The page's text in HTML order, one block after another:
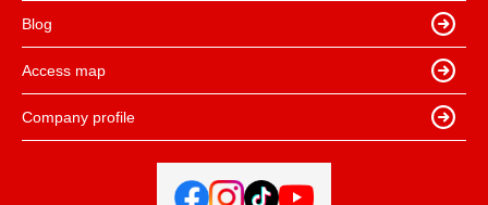
Blog
Access map
Company profile